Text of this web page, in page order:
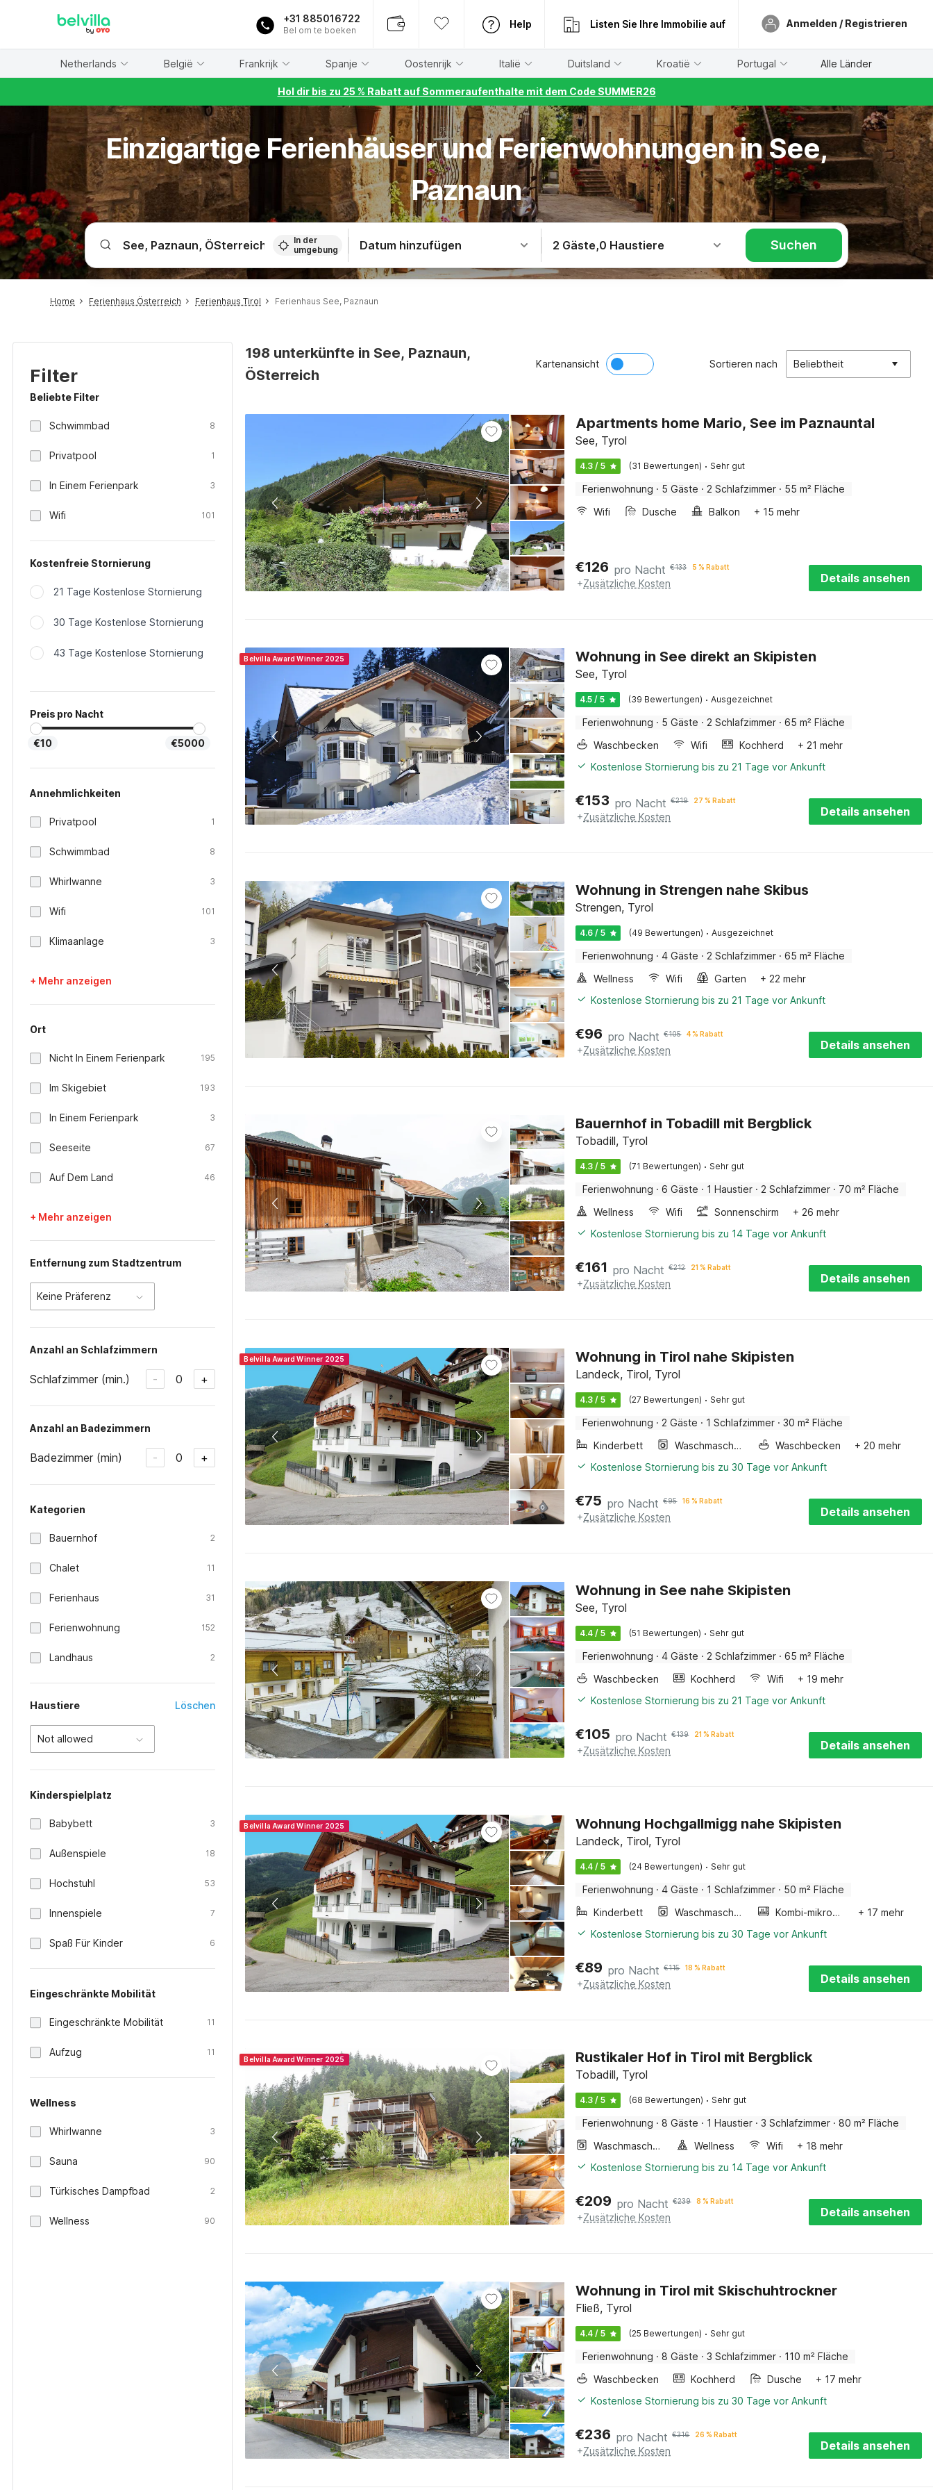
+31 885016722
Bel om te boeken
Help Listen Sie Ihre Immobilie auf Anmelden / Registrieren
Netherlands België Frankrijk Spanje Oostenrijk Italië Duitsland Kroatië Portugal Alle Länder
Hol dir bis zu 25 % Rabatt auf Sommeraufenthalte mit dem Code SUMMER26
Einzigartige Ferienhäuser und Ferienwohnungen in See,
Paznaun
In der
umgebung
Datum hinzufügen 2 Gäste,0 Haustiere Suchen
Home Ferienhaus Österreich Ferienhaus Tirol Ferienhaus See, Paznaun
Filter
Beliebte Filter
Schwimmbad 8
Privatpool 1
In Einem Ferienpark 3
Wifi 101
Kostenfreie Stornierung
21 Tage Kostenlose Stornierung
30 Tage Kostenlose Stornierung
43 Tage Kostenlose Stornierung
Preis pro Nacht
€10 €5000
Annehmlichkeiten
Privatpool 1
Schwimmbad 8
Whirlwanne 3
Wifi 101
Klimaanlage 3
+ Mehr anzeigen
Ort
Nicht In Einem Ferienpark 195
Im Skigebiet 193
In Einem Ferienpark 3
Seeseite 67
Auf Dem Land 46
+ Mehr anzeigen
Entfernung zum Stadtzentrum
Keine Präferenz
Anzahl an Schlafzimmern
Schlafzimmer (min.) - 0 +
Anzahl an Badezimmern
Badezimmer (min) - 0 +
Kategorien
Bauernhof 2
Chalet 11
Ferienhaus 31
Ferienwohnung 152
Landhaus 2
Haustiere Löschen
Not allowed
Kinderspielplatz
Babybett 3
Außenspiele 18
Hochstuhl 53
Innenspiele 7
Spaß Für Kinder 6
Eingeschränkte Mobilität
Eingeschränkte Mobilität 11
Aufzug 11
Wellness
Whirlwanne 3
Sauna 90
Türkisches Dampfbad 2
Wellness 90
198 unterkünfte in See, Paznaun,
ÖSterreich
Kartenansicht Sortieren nach Beliebtheit
Apartments home Mario, See im Paznauntal
See, Tyrol
4.3 / 5 (31 Bewertungen) · Sehr gut
Ferienwohnung · 5 Gäste · 2 Schlafzimmer · 55 m² Fläche
Wifi
Dusche Balkon + 15 mehr
€126 pro Nacht €133 5 % Rabatt
+Zusätzliche Kosten Details ansehen
Belvilla Award Winner 2025 Wohnung in See direkt an Skipisten
See, Tyrol
4.5 / 5 (39 Bewertungen) · Ausgezeichnet
Ferienwohnung · 5 Gäste · 2 Schlafzimmer · 65 m² Fläche
Waschbecken
Wifi Kochherd
+ 21 mehr
Kostenlose Stornierung bis zu 21 Tage vor Ankunft
€153 pro Nacht €219 27 % Rabatt
+Zusätzliche Kosten Details ansehen
Wohnung in Strengen nahe Skibus
Strengen, Tyrol
4.6 / 5 (49 Bewertungen) · Ausgezeichnet
Ferienwohnung · 4 Gäste · 2 Schlafzimmer · 65 m² Fläche
Wellness
Wifi Garten
+ 22 mehr
Kostenlose Stornierung bis zu 21 Tage vor Ankunft
€96 pro Nacht €105 4 % Rabatt
+Zusätzliche Kosten Details ansehen
Bauernhof in Tobadill mit Bergblick
Tobadill, Tyrol
4.3 / 5 (71 Bewertungen) · Sehr gut
Ferienwohnung · 6 Gäste · 1 Haustier · 2 Schlafzimmer · 70 m² Fläche
Wellness
Wifi Sonnenschirm
+ 26 mehr
Kostenlose Stornierung bis zu 14 Tage vor Ankunft
€161 pro Nacht €212 21 % Rabatt
+Zusätzliche Kosten Details ansehen
Belvilla Award Winner 2025 Wohnung in Tirol nahe Skipisten
Landeck, Tirol, Tyrol
4.3 / 5 (27 Bewertungen) · Sehr gut
Ferienwohnung · 2 Gäste · 1 Schlafzimmer · 30 m² Fläche
Kinderbett
Waschmaschine Waschbecken
+ 20 mehr
Kostenlose Stornierung bis zu 30 Tage vor Ankunft
€75 pro Nacht €95 16 % Rabatt
+Zusätzliche Kosten Details ansehen
Wohnung in See nahe Skipisten
See, Tyrol
4.4 / 5 (51 Bewertungen) · Sehr gut
Ferienwohnung · 4 Gäste · 2 Schlafzimmer · 65 m² Fläche
Waschbecken
Kochherd Wifi
+ 19 mehr
Kostenlose Stornierung bis zu 21 Tage vor Ankunft
€105 pro Nacht €139 21 % Rabatt
+Zusätzliche Kosten Details ansehen
Belvilla Award Winner 2025 Wohnung Hochgallmigg nahe Skipisten
Landeck, Tirol, Tyrol
4.4 / 5 (24 Bewertungen) · Sehr gut
Ferienwohnung · 4 Gäste · 1 Schlafzimmer · 50 m² Fläche
Kinderbett
Waschmaschine Kombi-mikrowelle
+ 17 mehr
Kostenlose Stornierung bis zu 30 Tage vor Ankunft
€89 pro Nacht €115 18 % Rabatt
+Zusätzliche Kosten Details ansehen
Belvilla Award Winner 2025 Rustikaler Hof in Tirol mit Bergblick
Tobadill, Tyrol
4.3 / 5 (68 Bewertungen) · Sehr gut
Ferienwohnung · 8 Gäste · 1 Haustier · 3 Schlafzimmer · 80 m² Fläche
Waschmaschine
Wellness Wifi
+ 18 mehr
Kostenlose Stornierung bis zu 14 Tage vor Ankunft
€209 pro Nacht €239 8 % Rabatt
+Zusätzliche Kosten Details ansehen
Wohnung in Tirol mit Skischuhtrockner
Fließ, Tyrol
4.4 / 5 (25 Bewertungen) · Sehr gut
Ferienwohnung · 8 Gäste · 3 Schlafzimmer · 110 m² Fläche
Waschbecken
Kochherd Dusche
+ 17 mehr
Kostenlose Stornierung bis zu 30 Tage vor Ankunft
€236 pro Nacht €316 26 % Rabatt
+Zusätzliche Kosten Details ansehen